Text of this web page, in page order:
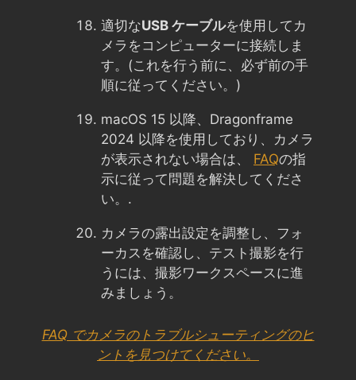
適切なUSB ケーブルを使用してカ
メラをコンピューターに接続しま
す。(これを行う前に、必ず前の手
順に従ってください。)
macOS 15 以降、Dragonframe
2024 以降を使用しており、カメラ
が表示されない場合は、 FAQの指
示に従って問題を解決してくださ
い。.
カメラの露出設定を調整し、フォ
ーカスを確認し、テスト撮影を行
うには、撮影ワークスペースに進
みましょう。
FAQ でカメラのトラブルシューティングのヒ
ントを見つけてください。